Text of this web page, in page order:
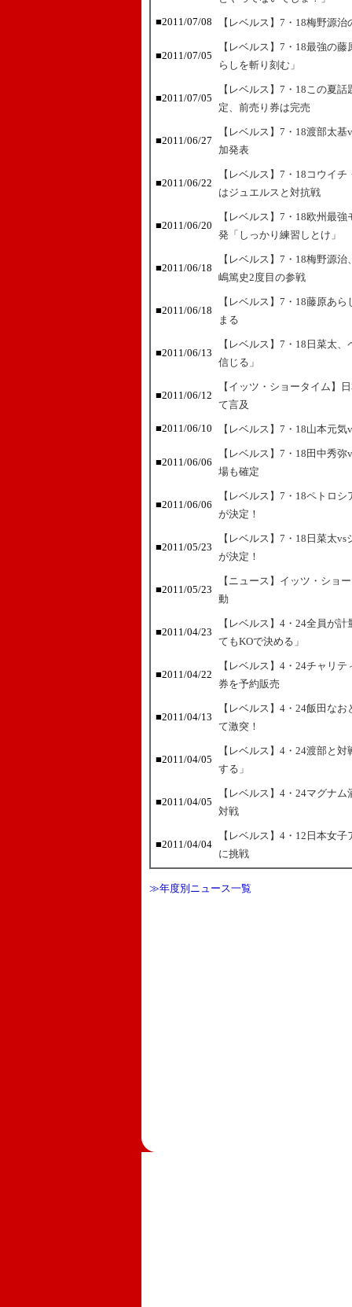
■2011/07/08
【レベルス】7・18梅野源
■2011/07/05
【レベルス】7・18最強の
らしを斬り刻む」
■2011/07/05
【レベルス】7・18この夏
定、前売り券は完売
■2011/06/27
【レベルス】7・18渡部太
加発表
■2011/06/22
【レベルス】7・18コウイ
はジュエルスと対抗戦
■2011/06/20
【レベルス】7・18欧州最
発「しっかり練習しとけ」
■2011/06/18
【レベルス】7・18梅野源
嶋篤史2度目の参戦
■2011/06/18
【レベルス】7・18藤原あ
まる
■2011/06/13
【レベルス】7・18日菜太
信じる」
■2011/06/12
【イッツ・ショータイム】
て言及
■2011/06/10
【レベルス】7・18山本元
■2011/06/06
【レベルス】7・18田中秀
場も確定
■2011/06/06
【レベルス】7・18ペトロ
が決定！
■2011/05/23
【レベルス】7・18日菜太
が決定！
■2011/05/23
【ニュース】イッツ・ショ
動
■2011/04/23
【レベルス】4・24全員が
てもKOで決める」
■2011/04/22
【レベルス】4・24チャリ
券を予約販売
■2011/04/13
【レベルス】4・24飯田な
て激突！
■2011/04/05
【レベルス】4・24渡部と
する」
■2011/04/05
【レベルス】4・24マグナ
対戦
■2011/04/04
【レベルス】4・12日本女
に挑戦
≫年度別ニュース一覧